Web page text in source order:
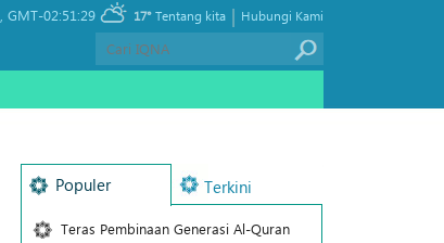
GMT-02:51:29 17° Hubungi Kami
|
Tentang kita
Populer Terkini
Teras Pembinaan Generasi Al-Quran